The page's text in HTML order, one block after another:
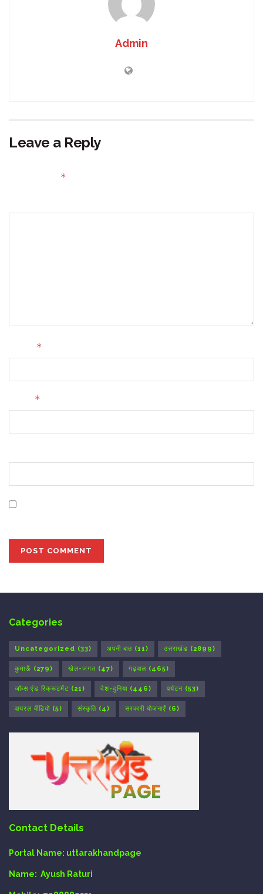
Admin
Leave a Reply
*
*
*
Categories
Uncategorized (33) अपनी बात (11) उत्तराखंड (2899)
कुमाऊँ (279) खेल-जगत (47) गढ़वाल (465)
जॉब्स एंड रिक्रूटमेंट (21) देश-दुनिया (446) पर्यटन (53)
वायरल वीडियो (5) संस्कृति (4) सरकारी योजनाएँ (6)
Contact Details
Portal Name: uttarakhandpage
Name: Ayush Raturi